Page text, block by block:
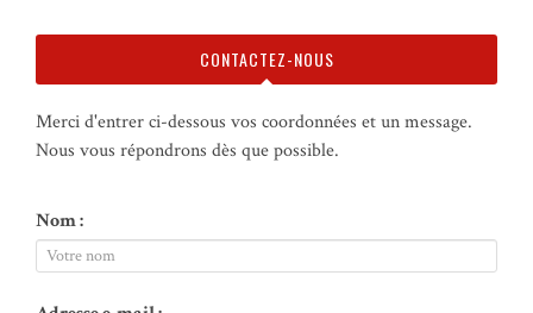
CONTACTEZ-NOUS
Merci d'entrer ci-dessous vos coordonnées et un message.
Nous vous répondrons dès que possible.
Nom :